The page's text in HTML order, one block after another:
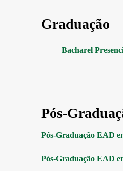
Graduação
Bacharel
Pós-
Pós-Graduação EAD
Pós-Graduação EAD